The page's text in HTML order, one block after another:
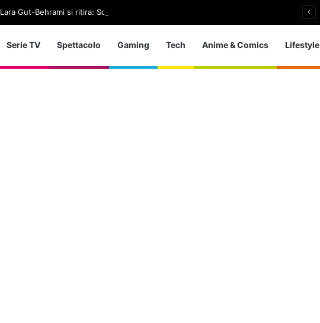
Lara Gut-Behrami si ritira: So che è arrivato il momento giusto
Serie TV Spettacolo Gaming Tech Anime & Comics Lifestyle